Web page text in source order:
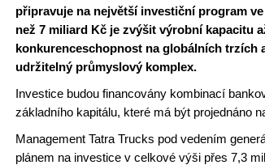
připravuje na největší investiční program
než 7 miliard Kč je zvýšit výrobní kapacitu
konkurenceschopnost na globálních
udržitelný průmyslový komplex.
Investice budou financovány kombinací
základního kapitálu, které má být projednáno
Management Tatra Trucks pod vedením
plánem na investice v celkové výši přes 7,3